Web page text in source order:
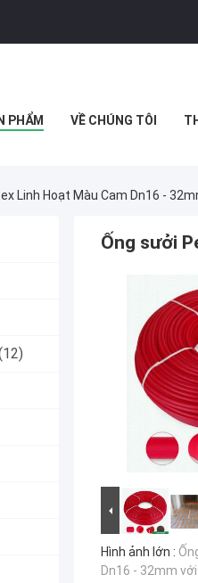
PHẨM VỀ CHÚNG TÔI
Linh Hoạt Màu Cam Dn16 -
Ống sưởi
Hình ảnh lớn :
Dn16 - 32mm